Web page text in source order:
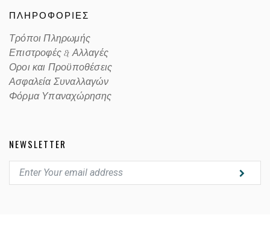
ΠΛΗΡΟΦΟΡΙΕΣ
Τρόποι Πληρωμής
Επιστροφές & Αλλαγές
Οροι και Προϋποθέσεις
Ασφαλεία Συναλλαγών
Φόρμα Υπαναχώρησης
NEWSLETTER